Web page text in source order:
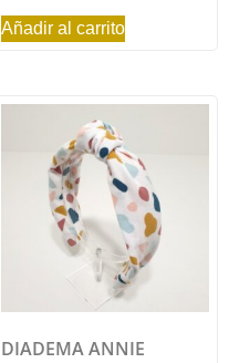
Añadir al carrito
DIADEMA ANNIE